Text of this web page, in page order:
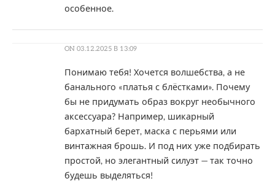
особенное.
ON 03.12.2025 В 13:09
Понимаю тебя! Хочется волшебства, а не
банального «платья с блёстками». Почему
бы не придумать образ вокруг необычного
аксессуара? Например, шикарный
бархатный берет, маска с перьями или
винтажная брошь. И под них уже подбирать
простой, но элегантный силуэт — так точно
будешь выделяться!